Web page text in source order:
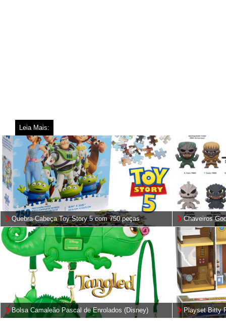
Leia Mais:
Quebra-Cabeça Toy Story 5 com 750 peças
Chaveiros
8)
Bolsa Camaleão Pascal de Enrolados (Disney)
Playset Bitty
One Piece